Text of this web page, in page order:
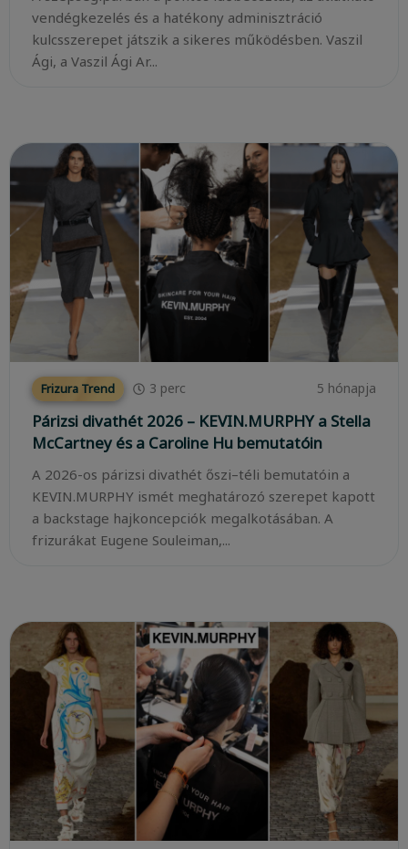
vendégkezelés és a hatékony adminisztráció
kulcsszerepet játszik a sikeres működésben. Vaszil
Ági, a Vaszil Ági Ar...
Frizura Trend 3 perc 5 hónapja
Párizsi divathét 2026 – KEVIN.MURPHY a Stella
McCartney és a Caroline Hu bemutatóin
A 2026-os párizsi divathét őszi–téli bemutatóin a
KEVIN.MURPHY ismét meghatározó szerepet kapott
a backstage hajkoncepciók megalkotásában. A
frizurákat Eugene Souleiman,...